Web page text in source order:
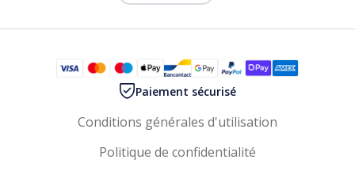
Paiement sécurisé
Conditions générales d'utilisation
Politique de confidentialité